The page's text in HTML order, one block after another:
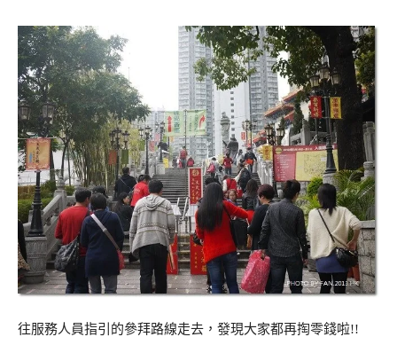
往服務人員指引的參拜路線走去，發現大家都再掏零錢啦!!